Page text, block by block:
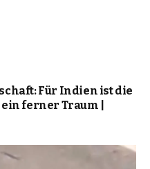
Für Indien ist die
ferner Traum |